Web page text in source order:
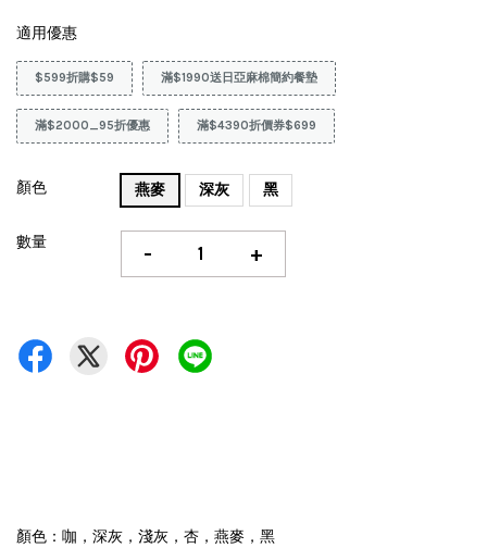
適用優惠
$599折購$59 滿$1990送日亞麻棉簡約餐墊
滿$2000_95折優惠 滿$4390折價券$699
顏色 燕麥 深灰 黑
數量 - +
顏色：咖，深灰，淺灰，杏，燕麥，黑